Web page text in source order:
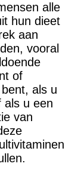
alle
hun dieet
aan
vooral
of
als u
als u een
van